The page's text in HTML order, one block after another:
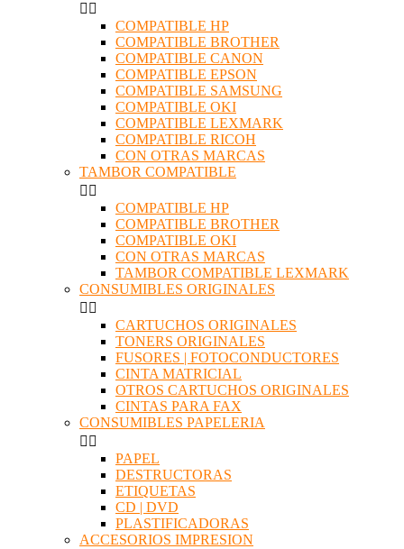
 
COMPATIBLE HP
COMPATIBLE BROTHER
COMPATIBLE CANON
COMPATIBLE EPSON
COMPATIBLE SAMSUNG
COMPATIBLE OKI
COMPATIBLE LEXMARK
COMPATIBLE RICOH
CON OTRAS MARCAS
TAMBOR COMPATIBLE
 
COMPATIBLE HP
COMPATIBLE BROTHER
COMPATIBLE OKI
CON OTRAS MARCAS
TAMBOR COMPATIBLE LEXMARK
CONSUMIBLES ORIGINALES
 
CARTUCHOS ORIGINALES
TONERS ORIGINALES
FUSORES | FOTOCONDUCTORES
CINTA MATRICIAL
OTROS CARTUCHOS ORIGINALES
CINTAS PARA FAX
CONSUMIBLES PAPELERIA
 
PAPEL
DESTRUCTORAS
ETIQUETAS
CD | DVD
PLASTIFICADORAS
ACCESORIOS IMPRESION